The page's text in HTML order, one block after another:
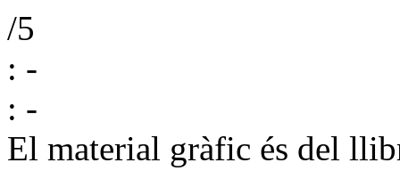
/5
: -
: -
El material gràfic és del